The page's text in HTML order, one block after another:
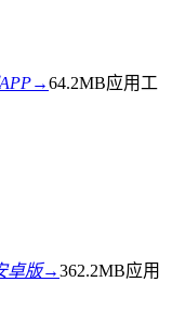
64.2MB应用工
卓版→362.2MB应用